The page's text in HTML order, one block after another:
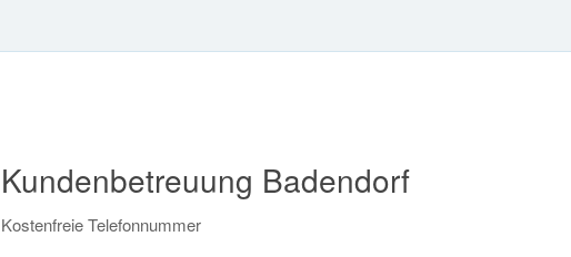
Kundenbetreuung Badendorf
Kostenfreie Telefonnummer